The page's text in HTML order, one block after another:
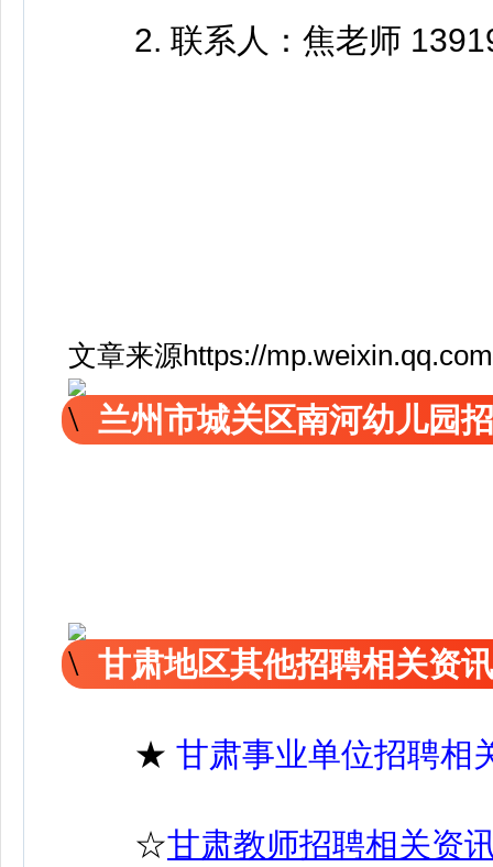
2. 联系人：焦老师
文章来源https://
兰州市城关区南河幼儿园
甘肃地区其他招聘相关资
★ 甘肃事业单位招聘相
☆甘肃教师招聘相关资